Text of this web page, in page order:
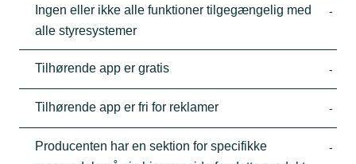
Ingen eller ikke alle funktioner tilgegængelig med
alle styresystemer
-
Tilhørende app er gratis -
Tilhørende app er fri for reklamer -
Producenten har en sektion for specifikke
-